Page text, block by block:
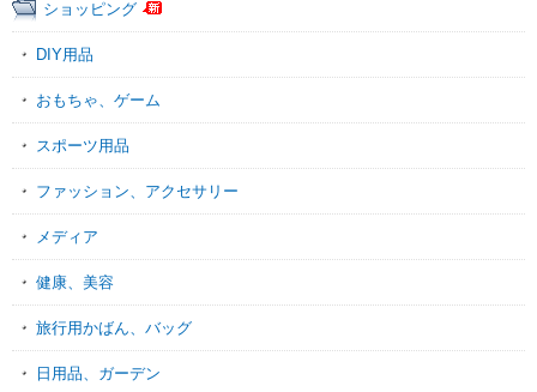
ショッピング
DIY用品
おもちゃ、ゲーム
スポーツ用品
ファッション、アクセサリー
メディア
健康、美容
旅行用かばん、バッグ
日用品、ガーデン